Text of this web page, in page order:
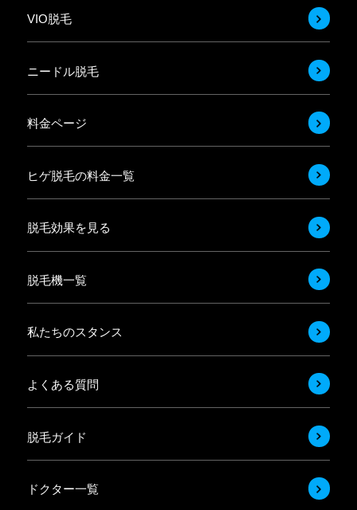
VIO脱毛
ニードル脱毛
料金ページ
ヒゲ脱毛の料金一覧
脱毛効果を見る
脱毛機一覧
私たちのスタンス
よくある質問
脱毛ガイド
ドクター一覧